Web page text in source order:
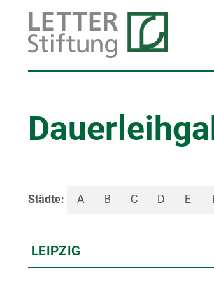
Städte: A B C D E
LEIPZIG